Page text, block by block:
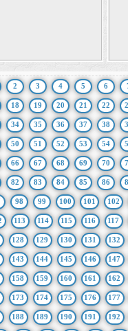
2 3 4 5 6
18 19 20 21 22
34 35 36 37 38
50 51 52 53 54
66 67 68 69 70
82 83 84 85 86
98 99 100 101 102
113 114 115 116 117
128 129 130 131 132
143 144 145 146 147
158 159 160 161 162
173 174 175 176 177
188 189 190 191 192